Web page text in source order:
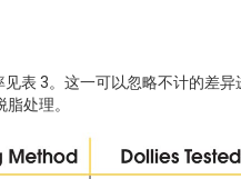
表 3。这一可以忽略不计的差
处理。